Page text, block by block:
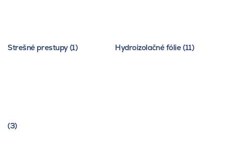
Strešné prestupy (1) Hydroizolačné fólie (11)
(3)